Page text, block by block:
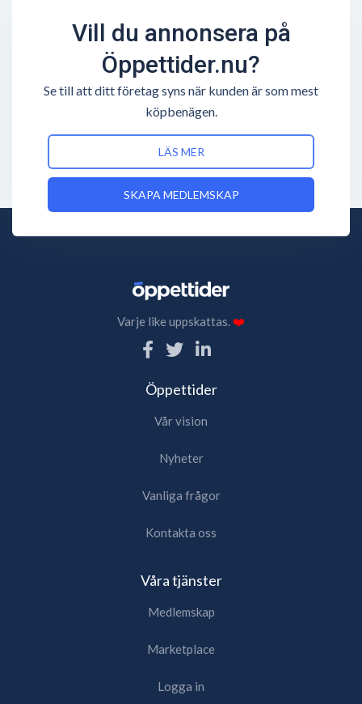
Vill du annonsera på
Öppettider.nu?
Se till att ditt företag syns när kunden är som mest
köpbenägen.
LÄS MER
SKAPA MEDLEMSKAP
Varje like uppskattas.❤️
Öppettider
Vår vision
Nyheter
Vanliga frågor
Kontakta oss
Våra tjänster
Medlemskap
Marketplace
Logga in